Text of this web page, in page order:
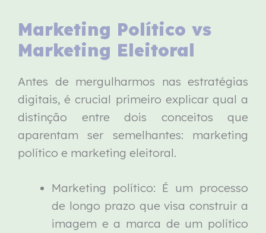
Marketing Político vs
Marketing Eleitoral
Antes de mergulharmos nas estratégias
digitais, é crucial primeiro explicar qual a
distinção entre dois conceitos que
aparentam ser semelhantes: marketing
político e marketing eleitoral.
Marketing político: É um processo
de longo prazo que visa construir a
imagem e a marca de um político